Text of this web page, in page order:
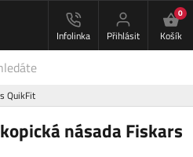
Infolinka Přihlásit
0
Košík
QuikFit
násada Fiskars